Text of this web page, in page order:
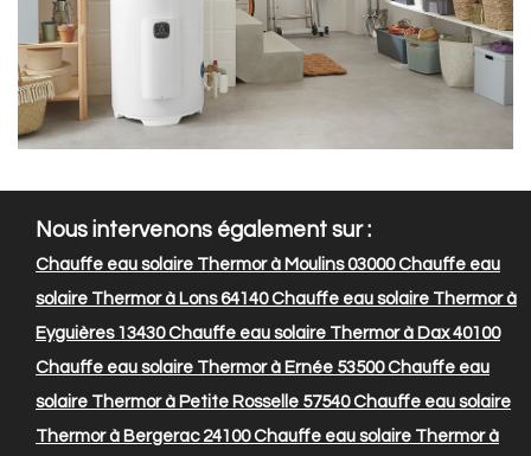
Nous intervenons également sur :
Chauffe eau solaire Thermor à Moulins 03000Chauffe eau
solaire Thermor à Lons 64140Chauffe eau solaire Thermor à
Eyguières 13430Chauffe eau solaire Thermor à Dax 40100
Chauffe eau solaire Thermor à Ernée 53500Chauffe eau
solaire Thermor à Petite Rosselle 57540Chauffe eau solaire
Thermor à Bergerac 24100Chauffe eau solaire Thermor à